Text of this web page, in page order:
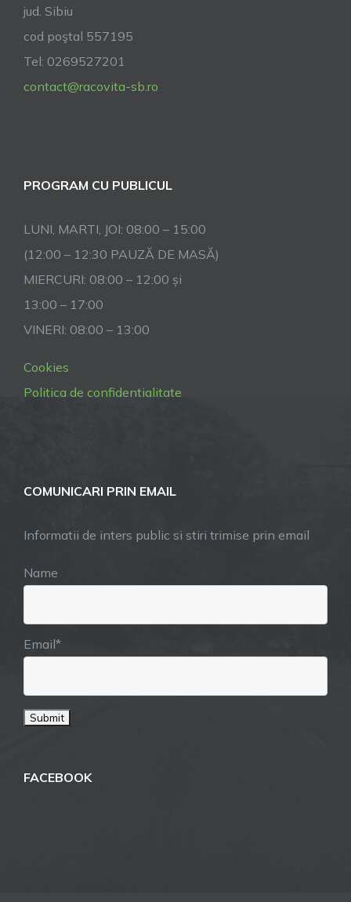
jud. Sibiu
cod poştal 557195
Tel: 0269527201
contact@racovita-sb.ro
PROGRAM CU PUBLICUL
LUNI, MARTI, JOI: 08:00 – 15:00
(12:00 – 12:30 PAUZĂ DE MASĂ)
MIERCURI: 08:00 – 12:00 și
13:00 – 17:00
VINERI: 08:00 – 13:00
Cookies
Politica de confidentialitate
COMUNICARI PRIN EMAIL
Informatii de inters public si stiri trimise prin email
Name
Email*
FACEBOOK